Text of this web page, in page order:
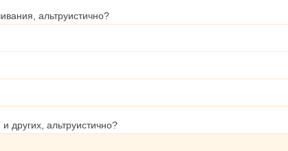
альтруистично?
других, альтруистично?